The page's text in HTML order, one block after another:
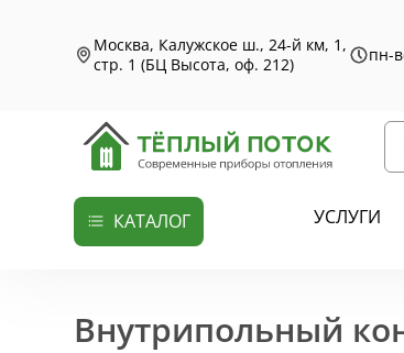
Москва, Калужское ш., 24-й км, 1,
стр. 1 (БЦ Высота, оф. 212)
пн-
КАТАЛОГ УСЛУГИ
Внутрипольный